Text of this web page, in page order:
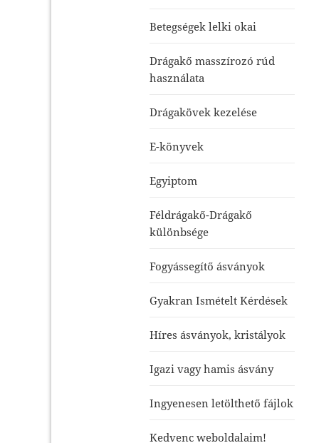
Betegségek lelki okai
Drágakő masszírozó rúd
használata
Drágakövek kezelése
E-könyvek
Egyiptom
Féldrágakő-Drágakő
különbsége
Fogyássegítő ásványok
Gyakran Ismételt Kérdések
Híres ásványok, kristályok
Igazi vagy hamis ásvány
Ingyenesen letölthető fájlok
Kedvenc weboldalaim!